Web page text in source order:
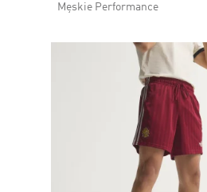
Męskie Performance